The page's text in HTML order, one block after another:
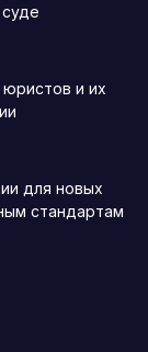
и их
для новых
стандартам